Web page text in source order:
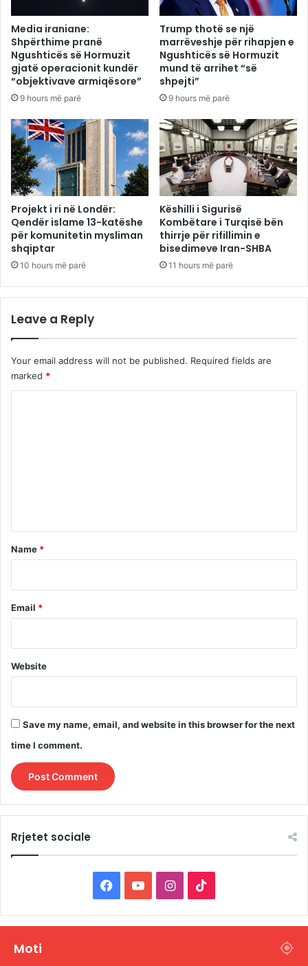
Media iraniane:
Shpërthime pranë
Ngushticës së Hormuzit
gjatë operacionit kundër
“objektivave armiqësore”
9 hours më parë
Trump thotë se një
marrëveshje për rihapjen e
Ngushticës së Hormuzit
mund të arrihet “së
shpejti”
9 hours më parë
Projekt i ri në Londër:
Qendër islame 13-katëshe
për komunitetin mysliman
shqiptar
10 hours më parë
Këshilli i Sigurisë
Kombëtare i Turqisë bën
thirrje për rifillimin e
bisedimeve Iran-SHBA
11 hours më parë
Leave a Reply
Your email address will not be published. Required fields are
marked *
*
Name *
Email *
Website
Save my name, email, and website in this browser for the next
time I comment.
Rrjetet sociale
a
o
I
n
i
Moti